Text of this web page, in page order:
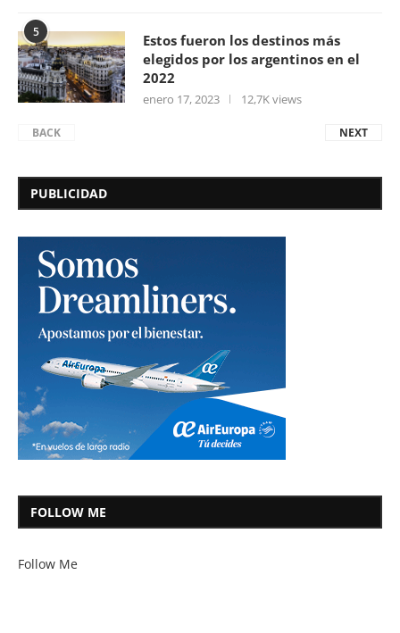
5
Estos fueron los destinos más
elegidos por los argentinos en el
2022
enero 17, 2023 12,7K views
BACK NEXT
PUBLICIDAD
FOLLOW ME
Follow Me